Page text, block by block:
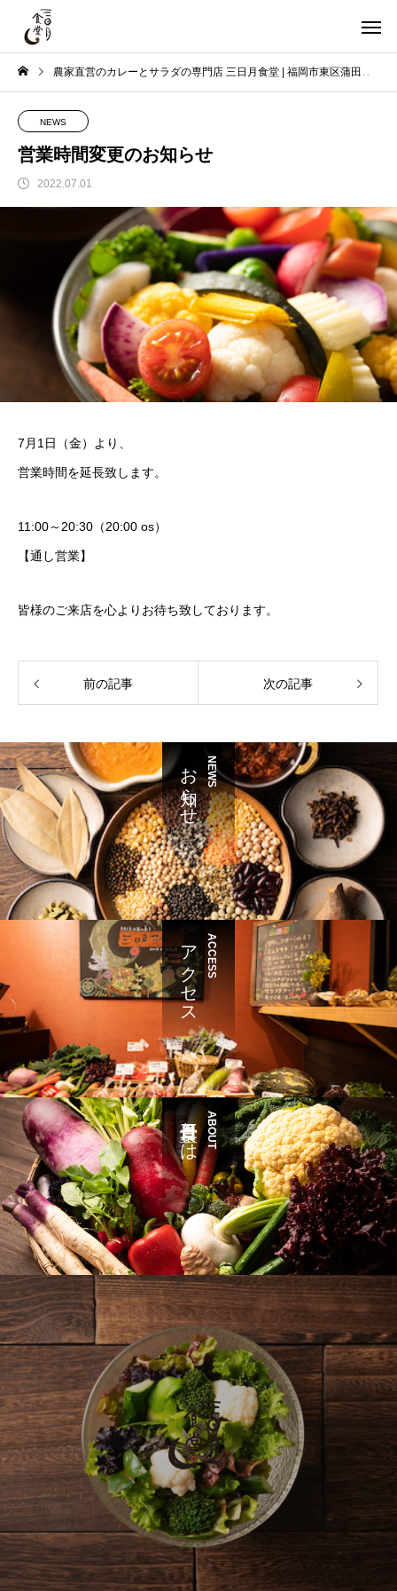
農家直営のカレーとサラダの専門店 三日月食堂 | 福岡市東区蒲田
NEWS
営業時間変更のお知らせ
2022.07.01
7月1日（金）より、
営業時間を延長致します。
11:00～20:30（20:00 os）
【通し営業】
皆様のご来店を心よりお待ち致しております。
前の記事 次の記事
NEWS
お知らせ
ACCESS
アクセス
ABOUT
三日月食堂とは